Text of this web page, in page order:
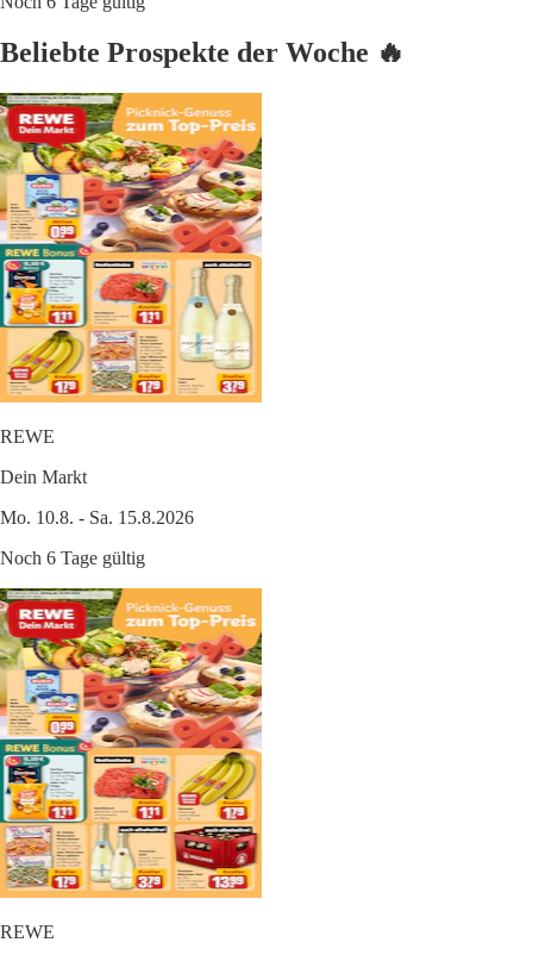
Beliebte Prospekte der Woche 🔥
REWE
Dein Markt
Mo. 10.8. - Sa. 15.8.2026
Noch 6 Tage gültig
REWE